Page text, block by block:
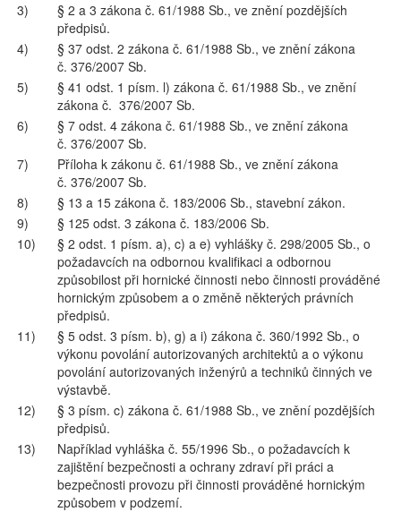
3)
§ 2 a 3 zákona č. 61/1988 Sb., ve znění pozdějších
předpisů.
4)
§ 37 odst. 2 zákona č. 61/1988 Sb., ve znění zákona
č. 376/2007 Sb.
5)
§ 41 odst. 1 písm. l) zákona č. 61/1988 Sb., ve znění
zákona č. 376/2007 Sb.
6)
§ 7 odst. 4 zákona č. 61/1988 Sb., ve znění zákona
č. 376/2007 Sb.
7)
Příloha k zákonu č. 61/1988 Sb., ve znění zákona
č. 376/2007 Sb.
8)
§ 13 a 15 zákona č. 183/2006 Sb., stavební zákon.
9)
§ 125 odst. 3 zákona č. 183/2006 Sb.
10)
§ 2 odst. 1 písm. a), c) a e) vyhlášky č. 298/2005 Sb., o
požadavcích na odbornou kvalifikaci a odbornou
způsobilost při hornické činnosti nebo činnosti prováděné
hornickým způsobem a o změně některých právních
předpisů.
11)
§ 5 odst. 3 písm. b), g) a i) zákona č. 360/1992 Sb., o
výkonu povolání autorizovaných architektů a o výkonu
povolání autorizovaných inženýrů a techniků činných ve
výstavbě.
12)
§ 3 písm. c) zákona č. 61/1988 Sb., ve znění pozdějších
předpisů.
13)
Například vyhláška č. 55/1996 Sb., o požadavcích k
zajištění bezpečnosti a ochrany zdraví při práci a
bezpečnosti provozu při činnosti prováděné hornickým
způsobem v podzemí.